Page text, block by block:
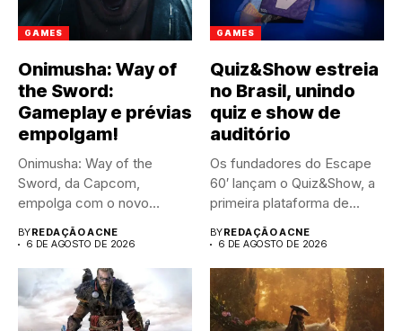
GAMES
Onimusha: Way of
the Sword:
Gameplay e prévias
empolgam!
Onimusha: Way of the
Sword, da Capcom,
empolga com o novo
BYREDAÇÃO ACNE
6 DE AGOSTO DE 2026
GAMES
Quiz&Show estreia
no Brasil, unindo
quiz e show de
auditório
Os fundadores do Escape
60′ lançam o Quiz&Show, a
primeira plataforma de...
BYREDAÇÃO ACNE
6 DE AGOSTO DE 2026